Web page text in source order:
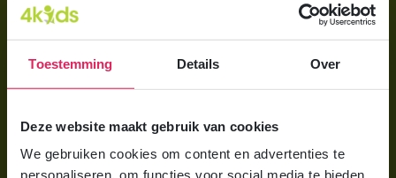
Toestemming Details Over
Deze website maakt gebruik van cookies
We gebruiken cookies om content en advertenties te
personaliseren, om functies voor social media te bieden
Brochure aanvragen
Berekening maken
Wat is gastouderopvang?
Wat kost een gastouder?